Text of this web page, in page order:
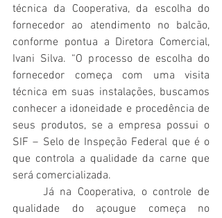
técnica da Cooperativa, da escolha do
fornecedor ao atendimento no balcão,
conforme pontua a Diretora Comercial,
Ivani Silva. “O processo de escolha do
fornecedor começa com uma visita
técnica em suas instalações, buscamos
conhecer a idoneidade e procedência de
seus produtos, se a empresa possui o
SIF – Selo de Inspeção Federal que é o
que controla a qualidade da carne que
será comercializada.
qualidade do açougue começa no